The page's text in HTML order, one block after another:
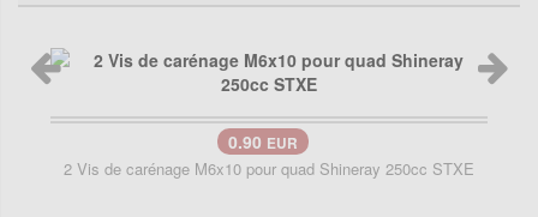
0.90 EUR
2 Vis de carénage M6x10 pour quad Shineray 250cc STXE